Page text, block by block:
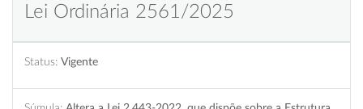
Lei Ordinária 2561/2025
Status: Vigente